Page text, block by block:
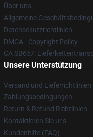
Über uns
Allgemeine
Datenschutzrichtlinien
DMCA - Copyright Policy
CA SB657:
Unsere Unterstützung
Versand und Lieferrichtlinien
Zahlungsbedingungen
Return & Refund Richtlinien
Kontaktieren Sie uns
Kundenhilfe (FAQ)